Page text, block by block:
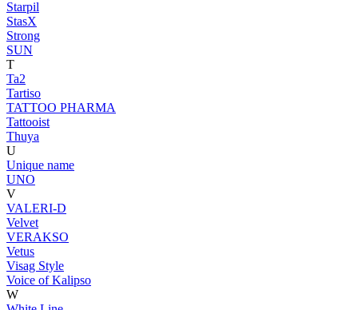
Starpil
StasX
Strong
SUN
T
Ta2
Tartiso
TATTOO PHARMA
Tattooist
Thuya
U
Unique name
UNO
V
VALERI-D
Velvet
VERAKSO
Vetus
Visag Style
Voice of Kalipso
W